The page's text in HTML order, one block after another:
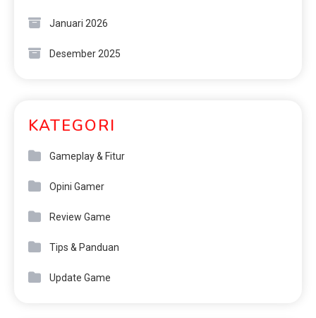
Januari 2026
Desember 2025
KATEGORI
Gameplay & Fitur
Opini Gamer
Review Game
Tips & Panduan
Update Game